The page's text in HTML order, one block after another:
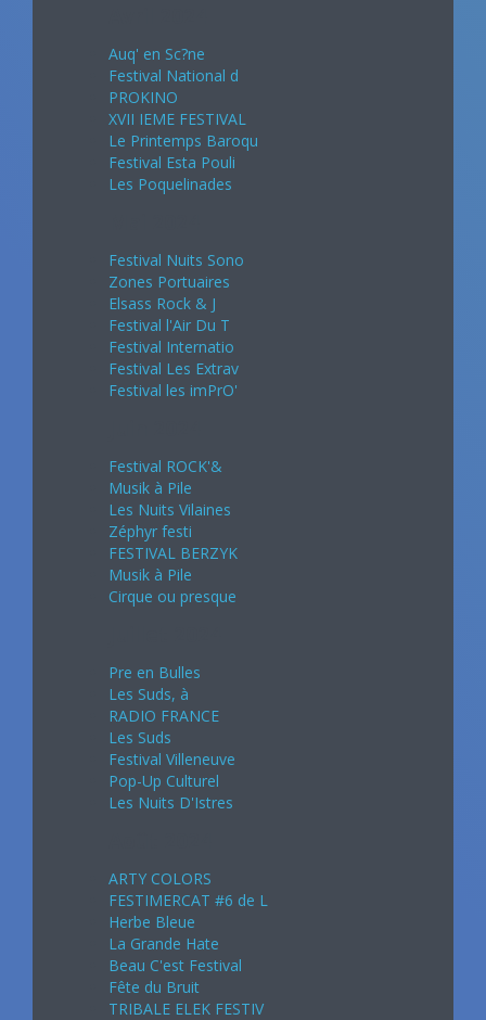
Auq' en Sc?ne
Festival National d
PROKINO
XVII IEME FESTIVAL
Le Printemps Baroqu
Festival Esta Pouli
Les Poquelinades
Festival Nuits Sono
Zones Portuaires
Elsass Rock & J
Festival l'Air Du T
Festival Internatio
Festival Les Extrav
Festival les imPrO'
Festival ROCK'&
Musik à Pile
Les Nuits Vilaines
Zéphyr festi
FESTIVAL BERZYK
Musik à Pile
Cirque ou presque
Pre en Bulles
Les Suds, à
RADIO FRANCE
Les Suds
Festival Villeneuve
Pop-Up Culturel
Les Nuits D'Istres
ARTY COLORS
FESTIMERCAT #6 de L
Herbe Bleue
La Grande Hate
Beau C'est Festival
Fête du Bruit
TRIBALE ELEK FESTIV